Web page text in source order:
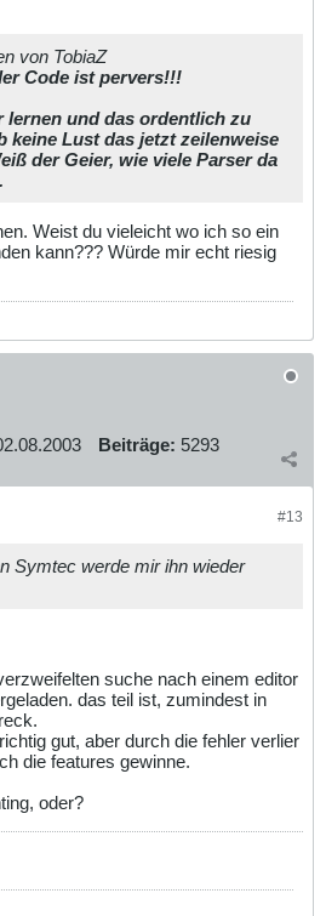
von TobiaZ
Code ist pervers!!!
lernen und das ordentlich zu
keine Lust das jetzt zeilenweise
der Geier, wie viele Parser da
Weist du vieleicht wo ich so ein
kann??? Würde mir echt riesig
Beiträge: 5293
#13
Symtec werde mir ihn wieder
suche nach einem editor
das teil ist, zumindest in
gut, aber durch die fehler verlier
die features gewinne.
oder?